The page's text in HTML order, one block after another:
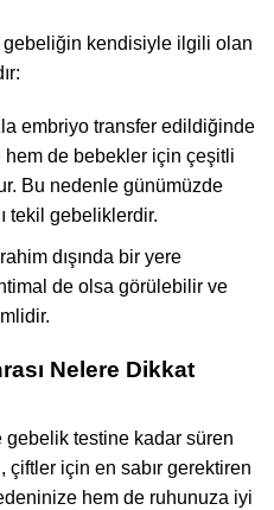
kendisiyle ilgili olan
embriyo transfer edildiğinde
hem de bebekler için çeşitli
Bu nedenle günümüzde
tekil gebeliklerdir.
dışında bir yere
de olsa görülebilir ve
Nelere Dikkat
gebelik testine kadar süren
çiftler için en sabır gerektiren
hem de ruhunuza iyi